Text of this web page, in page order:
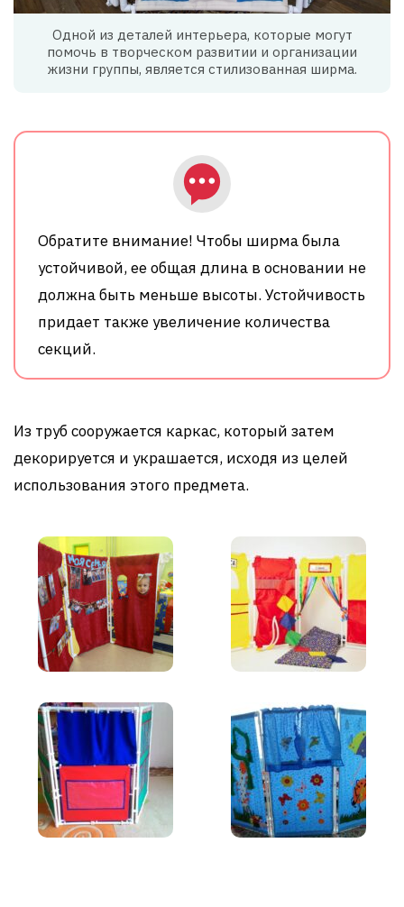
Одной из деталей интерьера, которые могут
помочь в творческом развитии и организации
жизни группы, является стилизованная ширма.
Обратите внимание! Чтобы ширма была
устойчивой, ее общая длина в основании не
должна быть меньше высоты. Устойчивость
придает также увеличение количества
секций.
Из труб сооружается каркас, который затем
декорируется и украшается, исходя из целей
использования этого предмета.